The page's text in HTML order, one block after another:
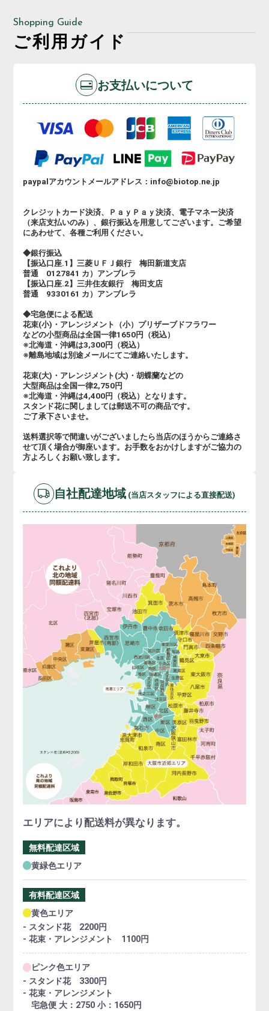
Shopping Guide
ご利用ガイド
お支払いについて
paypalアカウントメールアドレス：info@biotop.ne.jp
クレジットカード決済、ＰａｙＰａｙ決済、電子マネー決済
（来店支払いのみ）、銀行振込を用意してございます。ご希望
にあわせて、各種ご利用ください。
◆銀行振込
【振込口座.1】三菱ＵＦＪ銀行 梅田新道支店
普通 0127841 カ）アンブレラ
【振込口座.2】三井住友銀行 梅田支店
普通 9330161 カ）アンブレラ
◆宅急便による配送
花束(小)・アレンジメント（小）プリザーブドフラワー
などの小型商品は全国一律1650円（税込）
※北海道・沖縄は3,300円（税込）
※離島地域は別途メールにてご連絡いたします。
花束(大)・アレンジメント(大)・胡蝶蘭などの
大型商品は全国一律2,750円
※北海道・沖縄は4,400円（税込）となります。
スタンド花に関しましては郵送不可の商品です。
ご了承下さいませ。
送料選択等で間違いがございましたら当店のほうからご連絡さ
せて頂く場合が御座います。お手数をおかけしますがご協力の
方よろしくお願い致します。
自社配達地域 (当店スタッフによる直接配送)
エリアにより配送料が異なります。
無料配達区域
黄緑色エリア
有料配達区域
黄色エリア
- スタンド花 2200円
- 花束・アレンジメント 1100円
ピンク色エリア
- スタンド花 3300円
- 花束・アレンジメント
宅急便 大：2750 小：1650円